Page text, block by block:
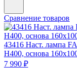
Сравнение товаров
43416 Наст. лампа
H400, основа
7 990 ₽